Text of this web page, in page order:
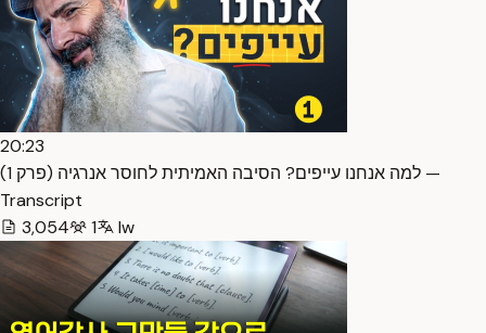
20:23
למה אנחנו עייפים? הסיבה האמיתית לחוסר אנרגיה (פרק 1) —
Transcript
3,054
1 Iw